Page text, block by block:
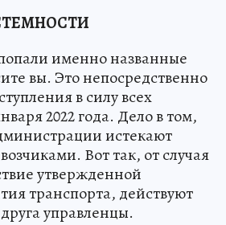
именно названные
вы. Это непосредственно
в силу всех
2022 года. Дело в том,
истекают
Вот так, от случая
утвержденной
транспорта, действуют
управленцы.